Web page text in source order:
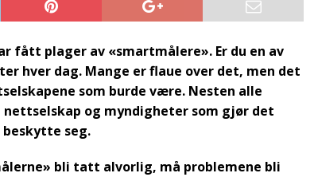
fått plager av «smartmålere». Er du en av
hver dag. Mange er flaue over det, men det
som burde være. Nesten alle
nettselskap og myndigheter som gjør det
seg.
bli tatt alvorlig, må problemene bli